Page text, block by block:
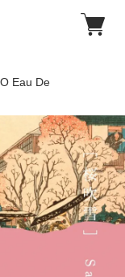
Eau De